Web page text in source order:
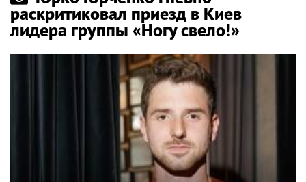
раскритиковал приезд в Киев
лидера группы «Ногу свело!»